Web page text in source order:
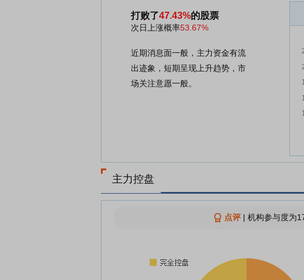
打败了47.43%的股票
次日上涨概率53.67%
近期消息面一般，主力资金有流
出迹象，短期呈现上升趋势，市
场关注意愿一般。
主力控盘
点评| 机构参与度为